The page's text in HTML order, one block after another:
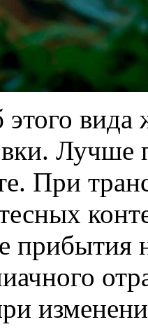
вида
Лучше
При
прибытия